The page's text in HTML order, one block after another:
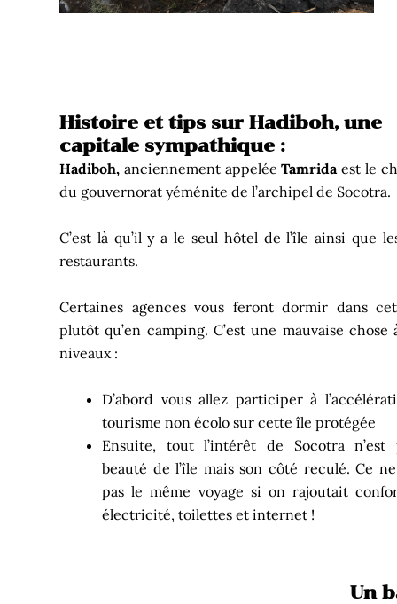
Histoire et tips sur Hadiboh, une
capitale sympathique :
Hadiboh, anciennement appeléeTamridaest le
du gouvernorat yéménite de l’archipel de Socotra.
C’est là qu’il y a le seul hôtel de l’île ainsi que
restaurants.
Certaines agences vous feront dormir dans
plutôt qu’en camping. C’est une mauvaise chose
niveaux :
D’abord vous allez participer à
tourisme non écolo sur cette île protégée
Ensuite, tout l’intérêt de Socotra n’est
beauté de l’île mais son côté reculé. Ce
pas le même voyage si on rajoutait
électricité, toilettes et internet !
Un